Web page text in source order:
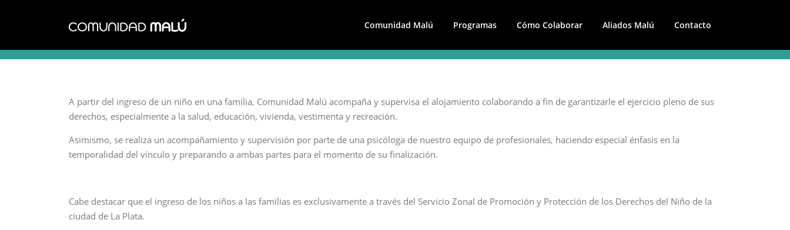
Comunidad Malú Programas Cómo Colaborar Aliados Malú Contacto
A partir del ingreso de un niño en una familia, Comunidad Malú acompaña y supervisa el alojamiento colaborando a fin de garantizarle el ejercicio pleno de sus
derechos, especialmente a la salud, educación, vivienda, vestimenta y recreación.
Asimismo, se realiza un acompañamiento y supervisión por parte de una psicóloga de nuestro equipo de profesionales, haciendo especial énfasis en la
temporalidad del vínculo y preparando a ambas partes para el momento de su finalización.
Cabe destacar que el ingreso de los niños a las familias es exclusivamente a través del Servicio Zonal de Promoción y Protección de los Derechos del Niño de la
ciudad de La Plata.